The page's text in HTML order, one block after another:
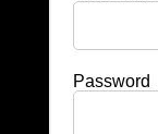
Password